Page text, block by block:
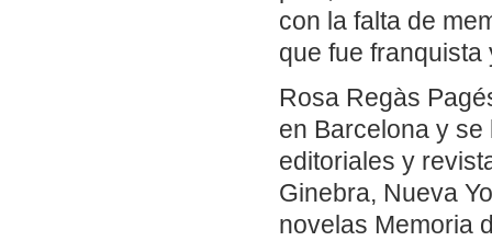
con la falta de
que fue
Rosa Regàs
en Barcelona y
editoriales y
Ginebra, Nueva
novelas Memoria